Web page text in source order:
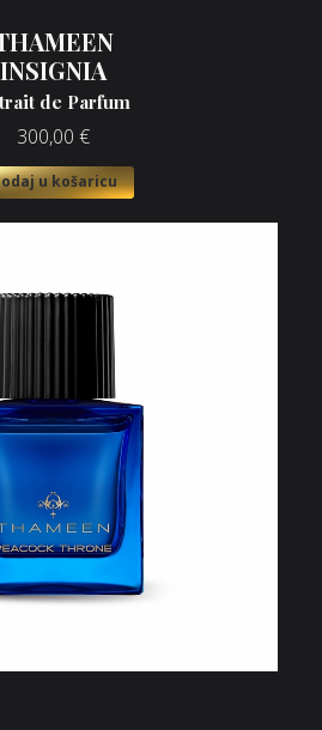
INSIGNIA
de Parfum
300,00 €
u košaricu